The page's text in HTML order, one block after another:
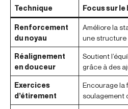
Technique Focus sur
Renforcement
du noyau
Améliore la
une structure
Réalignement
en douceur
Soutient
grâce à des
Exercices
d’étirement
Encourage la
soulagement